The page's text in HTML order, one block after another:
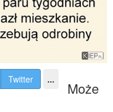
Twitter ... Może